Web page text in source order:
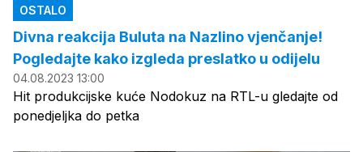
OSTALO
Divna reakcija Buluta na Nazlino vjenčanje!
Pogledajte kako izgleda preslatko u odijelu
04.08.2023 13:00
Hit produkcijske kuće Nodokuz na RTL-u gledajte od
ponedjeljka do petka